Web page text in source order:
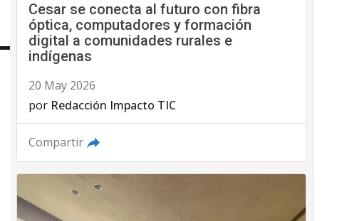
Cesar se conecta al futuro con fibra
óptica, computadores y formación
digital a comunidades rurales e
indígenas
20 May 2026
por Redacción Impacto TIC
Compartir